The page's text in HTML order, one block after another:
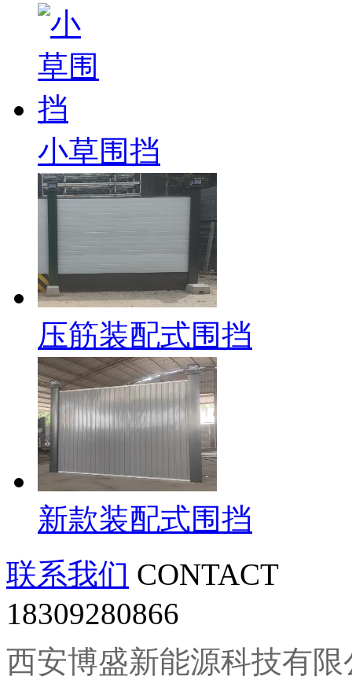
小草围挡
压筋装配式围挡
新款装配式围挡
联系我们 CONTACT
18309280866
西安博盛新能源科技有限